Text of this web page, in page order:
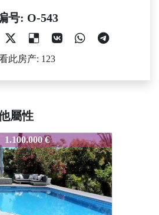
号: O-543
此房产: 123
屬性
€ 1.400.000 €